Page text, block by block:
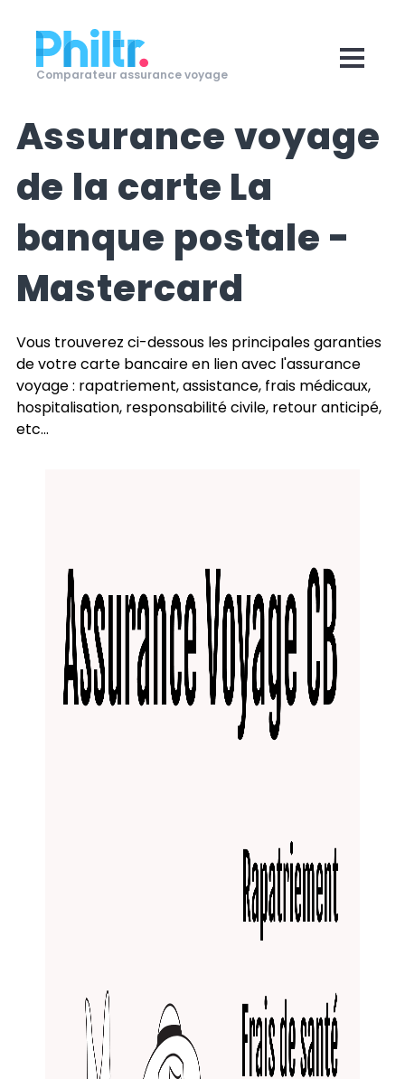
Comparateur assurance voyage
Assurance voyage
de la carte La
banque postale -
Mastercard
Vous trouverez ci-dessous les principales garanties
de votre carte bancaire en lien avec l'assurance
voyage : rapatriement, assistance, frais médicaux,
hospitalisation, responsabilité civile, retour anticipé,
etc...